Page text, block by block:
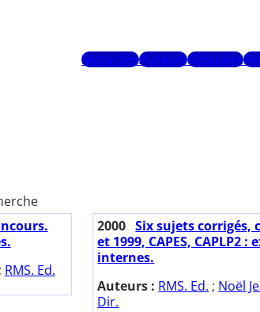
Mots-clésAuteursGlossaire
; RMS. Ed.
2000 Six sujets corrigés,
et 1999, CAPES, CAPLP2 :
internes.
Auteurs : RMS. Ed. ; Noël
Dir.